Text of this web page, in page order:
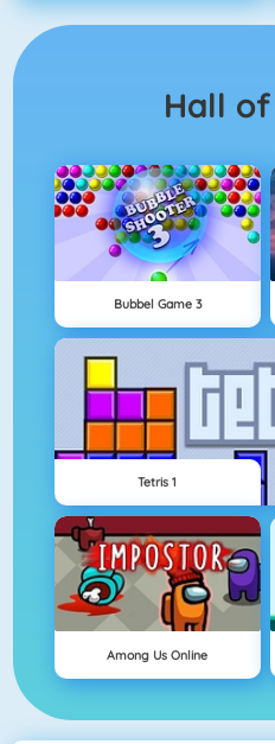
Hall of
Bubbel Game 3
Tetris 1
Among Us Online